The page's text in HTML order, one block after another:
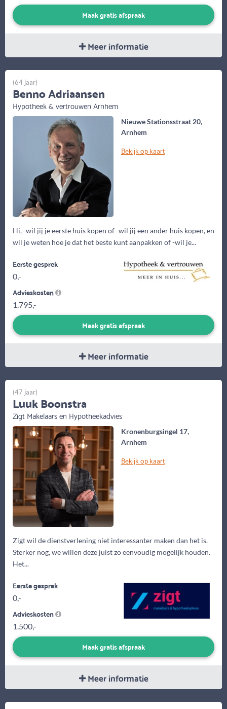
Maak gratis afspraak
Meer informatie
Nieuwe Stationsstraat 20,
Arnhem
Bekijk op kaart
Hi, -wil jij je eerste huis kopen of -wil jij een ander huis kopen, en
wil je weten hoe je dat het beste kunt aanpakken of -wil je...
(64 jaar)
Benno Adriaansen
Hypotheek & vertrouwen Arnhem
Eerste gesprek
0,-
Advieskosten
1.795,-
Maak gratis afspraak
Meer informatie
Kronenburgsingel 17,
Arnhem
Bekijk op kaart
Zigt wil de dienstverlening niet interessanter maken dan het is.
Sterker nog, we willen deze juist zo eenvoudig mogelijk houden.
Het...
(47 jaar)
Luuk Boonstra
Zigt Makelaars en Hypotheekadvies
Eerste gesprek
0,-
Advieskosten
1.500,-
Maak gratis afspraak
Meer informatie